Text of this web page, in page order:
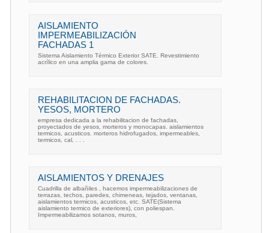
AISLAMIENTO
IMPERMEABILIZACIÓN
FACHADAS 1
Sistema Aislamiento Térmico Exterior SATE. Revestimiento
acrílico en una amplia gama de colores.
REHABILITACION DE FACHADAS.
YESOS, MORTERO
empresa dedicada a la rehabilitacion de fachadas,
proyectados de yesos, morteros y monocapas. aislamientos
termicos, acusticos. morteros hidrofugados, impermeables,
termicos, cal, . . .
AISLAMIENTOS Y DRENAJES
Cuadrilla de albañiles , hacemos impermeabilizaciones de
terrazas, techos, paredes, chimeneas, tejados, ventanas,
aislamientos termicos, acusticos, etc. SATE(Sistema
aislamiento termico de exteriores), con poliespan.
Impermeabilizamos sotanos, muros,